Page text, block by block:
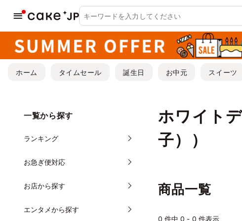
ホーム タイムセール 誕生日 お中元 スイーツ
ホワイト
子））
一覧から探す
ランキング
お急ぎ便対応
お店から探す
エンタメから探す
商品一覧
0 件中 0 - 0 件表示